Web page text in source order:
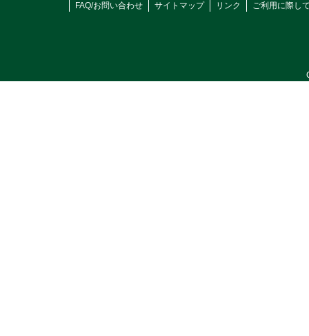
FAQ/お問い合わせ
サイトマップ リンク ご利用に際し